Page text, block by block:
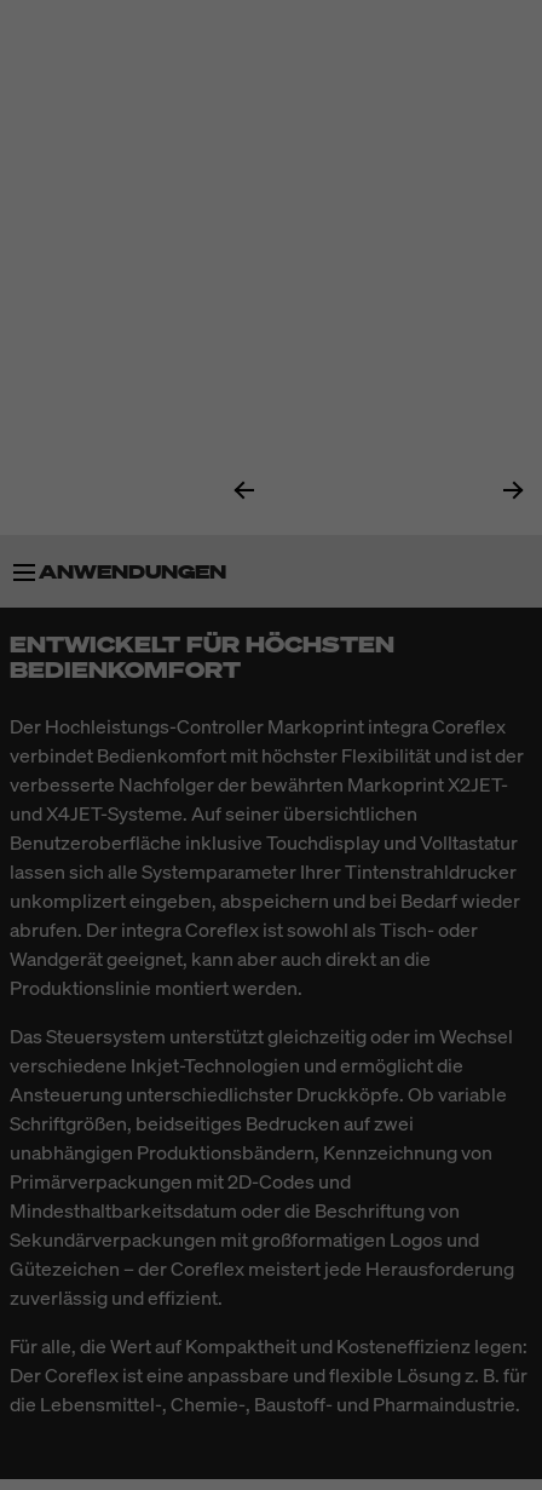
ANWENDUNGEN
BESONDERHEITEN
TECHNISCHE DATEN
ZUBEHÖR
ENTWICKELT FÜR HÖCHSTEN
BEDIENKOMFORT
Der Hochleistungs-Controller Markoprint integra Coreflex
verbindet Bedienkomfort mit höchster Flexibilität und ist der
verbesserte Nachfolger der bewährten Markoprint X2JET-
und X4JET-Systeme. Auf seiner übersichtlichen
Benutzeroberfläche inklusive Touchdisplay und Volltastatur
lassen sich alle Systemparameter Ihrer Tintenstrahldrucker
unkomplizert eingeben, abspeichern und bei Bedarf wieder
abrufen. Der integra Coreflex ist sowohl als Tisch- oder
Wandgerät geeignet, kann aber auch direkt an die
Produktionslinie montiert werden.
Das Steuersystem unterstützt gleichzeitig oder im Wechsel
verschiedene Inkjet-Technologien und ermöglicht die
Ansteuerung unterschiedlichster Druckköpfe. Ob variable
Schriftgrößen, beidseitiges Bedrucken auf zwei
unabhängigen Produktionsbändern, Kennzeichnung von
Primärverpackungen mit 2D-Codes und
Mindesthaltbarkeitsdatum oder die Beschriftung von
Sekundärverpackungen mit großformatigen Logos und
Gütezeichen – der Coreflex meistert jede Herausforderung
zuverlässig und effizient.
Für alle, die Wert auf Kompaktheit und Kosteneffizienz legen:
Der Coreflex ist eine anpassbare und flexible Lösung z. B. für
die Lebensmittel-, Chemie-, Baustoff- und Pharmaindustrie.